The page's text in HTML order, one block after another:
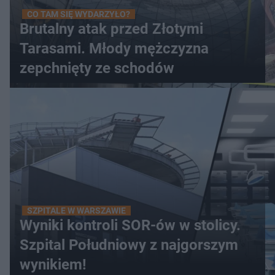
CO TAM SIĘ WYDARZYŁO?
Brutalny atak przed Złotymi
Tarasami. Młody mężczyzna
zepchnięty ze schodów
SZPITALE W WARSZAWIE
Wyniki kontroli SOR-ów w stolicy.
Szpital Południowy z najgorszym
wynikiem!